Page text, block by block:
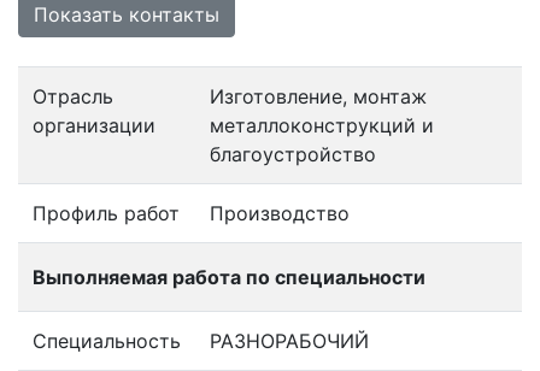
Показать контакты
Отрасль
организации
Изготовление, монтаж
металлоконструкций и
благоустройство
Профиль работ Производство
Выполняемая работа по специальности
Специальность РАЗНОРАБОЧИЙ